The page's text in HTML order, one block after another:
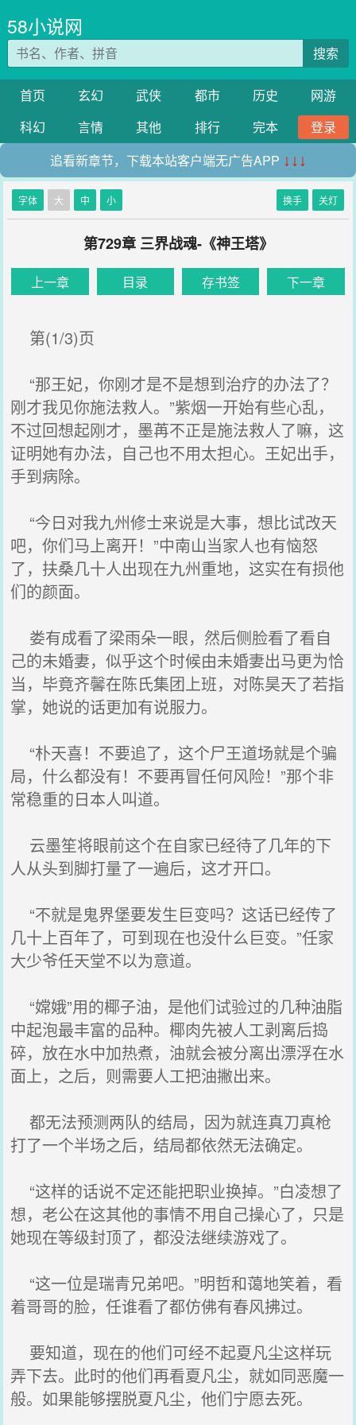
58小说网
搜索
首页 玄幻 武侠 都市 历史
网游
科幻
言情 其他 排行 完本
登录
追看新章节，下载本站客户端无广告APP ↓↓↓
字体 大 中 小 换手 关灯
第729章 三界战魂-《神王塔》
上一章 目录 存书签 下一章
第(1/3)页
“那王妃，你刚才是不是想到治疗的办法了？
刚才我见你施法救人。”紫烟一开始有些心乱，
不过回想起刚才，墨苒不正是施法救人了嘛，这
证明她有办法，自己也不用太担心。王妃出手，
手到病除。
“今日对我九州修士来说是大事，想比试改天
吧，你们马上离开！”中南山当家人也有恼怒
了，扶桑几十人出现在九州重地，这实在有损他
们的颜面。
娄有成看了梁雨朵一眼，然后侧脸看了看自
己的未婚妻，似乎这个时候由未婚妻出马更为恰
当，毕竟齐馨在陈氏集团上班，对陈昊天了若指
掌，她说的话更加有说服力。
“朴天喜！不要追了，这个尸王道场就是个骗
局，什么都没有！不要再冒任何风险！”那个非
常稳重的日本人叫道。
云墨笙将眼前这个在自家已经待了几年的下
人从头到脚打量了一遍后，这才开口。
“不就是鬼界堡要发生巨变吗？这话已经传了
几十上百年了，可到现在也没什么巨变。”任家
大少爷任天堂不以为意道。
“嫦娥”用的椰子油，是他们试验过的几种油脂
中起泡最丰富的品种。椰肉先被人工剥离后捣
碎，放在水中加热煮，油就会被分离出漂浮在水
面上，之后，则需要人工把油撇出来。
都无法预测两队的结局，因为就连真刀真枪
打了一个半场之后，结局都依然无法确定。
“这样的话说不定还能把职业换掉。”白凌想了
想，老公在这其他的事情不用自己操心了，只是
她现在等级封顶了，都没法继续游戏了。
“这一位是瑞青兄弟吧。”明哲和蔼地笑着，看
着哥哥的脸，任谁看了都仿佛有春风拂过。
要知道，现在的他们可经不起夏凡尘这样玩
弄下去。此时的他们再看夏凡尘，就如同恶魔一
般。如果能够摆脱夏凡尘，他们宁愿去死。